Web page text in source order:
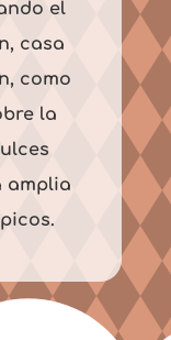
el
casa
como
la
amplia